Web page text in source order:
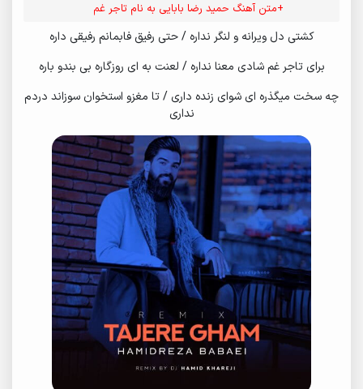
+متن آهنگ حمید رضا بابایی به نام تاجر غم
کشتی دل ویرانه و لنگر نداره / حتی رفیق فابمانم رفیقی داره
برای تاجر غم شادی معنا نداره / لعنت به ای روزگاره بی بندو باره
چه سخت میگذره ای شوای زنده داری / تا مغزو استخوان سوزاند دردم
نداری